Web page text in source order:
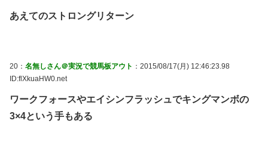
あえてのストロングリターン
20： 名無しさん＠実況で競馬板アウト ：2015/08/17(月) 12:46:23.98
ID:flXkuaHW0.net
ワークフォースやエイシンフラッシュでキングマンボの
3×4という手もある